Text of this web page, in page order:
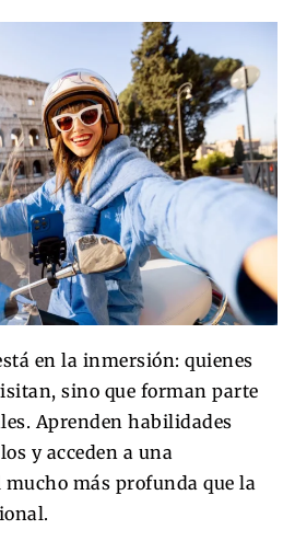
en la inmersión: quienes
sino que forman parte
Aprenden habilidades
y acceden a una
más profunda que la